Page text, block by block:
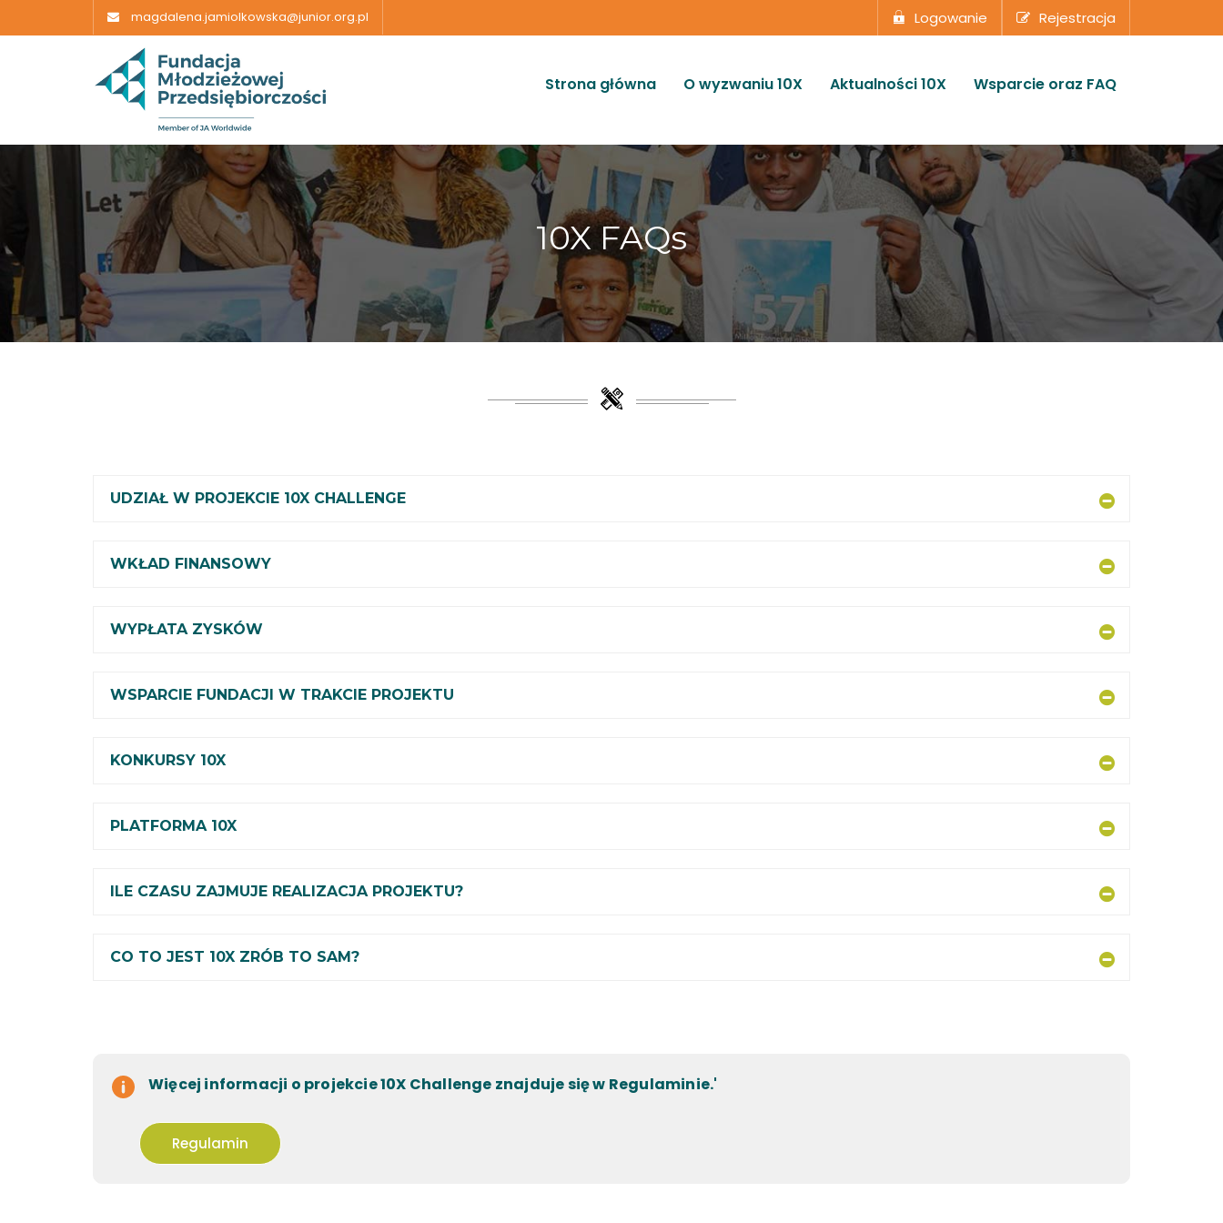
magdalena.jamiolkowska@junior.org.pl Rejestracja
Logowanie
Strona główna O wyzwaniu 10X Aktualności 10X Wsparcie oraz FAQ
10X FAQs
UDZIAŁ W PROJEKCIE 10X CHALLENGE
WKŁAD FINANSOWY
WYPŁATA ZYSKÓW
WSPARCIE FUNDACJI W TRAKCIE PROJEKTU
KONKURSY 10X
PLATFORMA 10X
ILE CZASU ZAJMUJE REALIZACJA PROJEKTU?
CO TO JEST 10X ZRÓB TO SAM?
Więcej informacji o projekcie 10X Challenge znajduje się w Regulaminie.'
Regulamin